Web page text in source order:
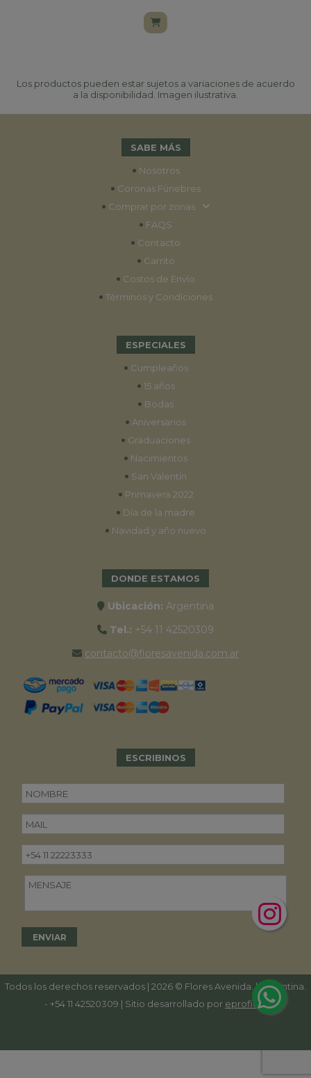
Los productos pueden estar sujetos a variaciones de acuerdo
a la disponibilidad. Imagen ilustrativa.
SABE MÁS
• Nosotros
• Coronas Fúnebres
• Comprar por zonas
• FAQS
• Contacto
• Carrito
• Costos de Envío
• Términos y Condiciones
ESPECIALES
• Cumpleaños
• 15 años
• Bodas
• Aniversarios
• Graduaciones
• Nacimientos
• San Valentín
• Primavera 2022
• Día de la madre
• Navidad y año nuevo
DONDE ESTAMOS
Ubicación: Argentina
Tel.: +54 11 42520309
contacto@floresavenida.com.ar
ESCRIBINOS
Todos los derechos reservados | 2026 © Flores Avenida. | Argentina.
- +54 11 42520309 | Sitio desarrollado por eproficio